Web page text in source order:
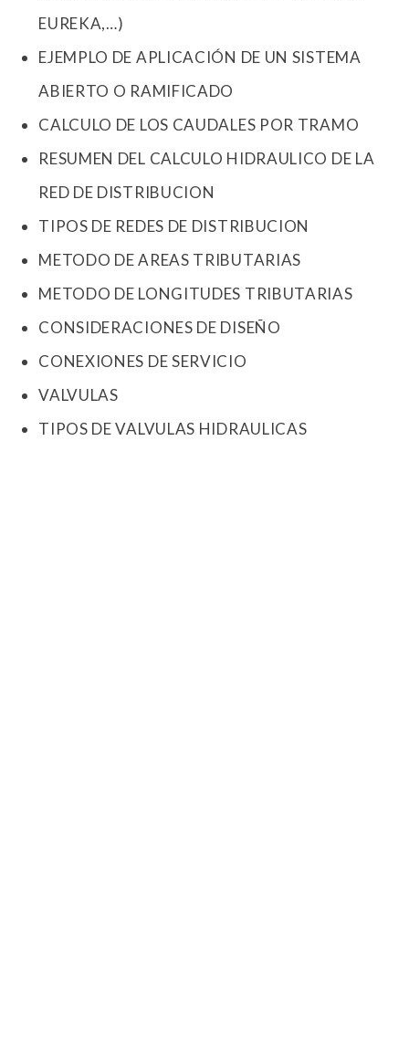
EUREKA,…)
EJEMPLO DE APLICACIÓN DE UN SISTEMA
ABIERTO O RAMIFICADO
CALCULO DE LOS CAUDALES POR TRAMO
RESUMEN DEL CALCULO HIDRAULICO DE LA
RED DE DISTRIBUCION
TIPOS DE REDES DE DISTRIBUCION
METODO DE AREAS TRIBUTARIAS
METODO DE LONGITUDES TRIBUTARIAS
CONSIDERACIONES DE DISEÑO
CONEXIONES DE SERVICIO
VALVULAS
TIPOS DE VALVULAS HIDRAULICAS